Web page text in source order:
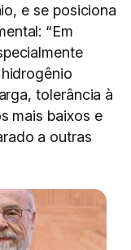
e se posiciona
“Em
tolerância à
mais baixos e
a outras